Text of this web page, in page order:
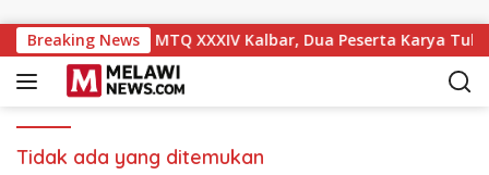
Breaking News
Ukir Prestasi di MTQ XXXIV Kalbar, Dua Peserta Karya
Tidak ada yang ditemukan